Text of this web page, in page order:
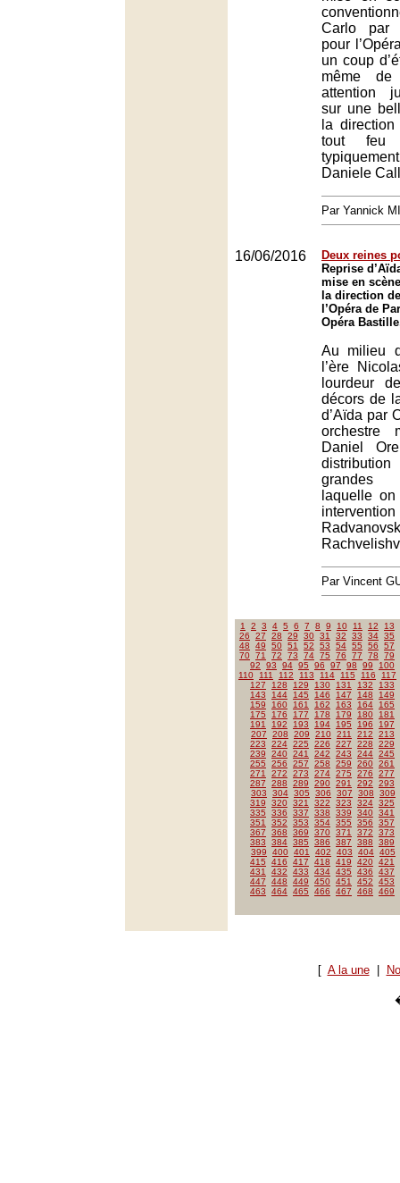
Carlo par
pour
un coup
même de
attention
sur une
la
tout feu
Daniele
Par Yannick
16/06/2016
Deux reines
Reprise
mise en
la direction
l’Opéra de
Opéra
Au milieu
l’ère
lourdeur
décors de
d’Aïda par
orchestre
Daniel
grandes
laquelle
Par Vincent
1 2 3 4 5 6 7 8 9 10 11 12
13
26
27 28 29 30 31 32 33 34 35
48
49 50 51 52 53 54 55 56
57
70 71 72 73 74 75 76 77 78
79
92
93 94 95 96 97 98 99
100
110
111 112 113 114 115 116
117
127
128 129 130 131 132
133
143
144 145 146 147 148
149
159
160 161 162 163 164
165
175
176 177 178 179 180
181
191
192 193 194 195 196
197
207
208 209 210 211 212
213
223
224 225 226 227 228
229
239
240 241 242 243 244 245
255
256 257 258 259 260 261
271
272 273 274 275 276
277
287
288 289 290 291 292
293
303
304 305 306 307 308
309
319
320 321 322 323 324 325
335
336 337 338 339 340 341
351
352 353 354 355 356
357
367
368 369 370 371 372
373
383
384 385 386 387 388
389
399
400 401 402 403 404 405
415
416 417 418 419 420 421
431
432 433 434 435 436
437
447
448 449 450 451 452
453
463
464 465 466 467 468 469
[ A la une|